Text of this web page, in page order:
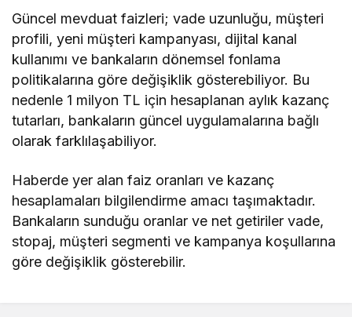
Güncel mevduat faizleri; vade uzunluğu, müşteri
profili, yeni müşteri kampanyası, dijital kanal
kullanımı ve bankaların dönemsel fonlama
politikalarına göre değişiklik gösterebiliyor. Bu
nedenle 1 milyon TL için hesaplanan aylık kazanç
tutarları, bankaların güncel uygulamalarına bağlı
olarak farklılaşabiliyor.
Haberde yer alan faiz oranları ve kazanç
hesaplamaları bilgilendirme amacı taşımaktadır.
Bankaların sunduğu oranlar ve net getiriler vade,
stopaj, müşteri segmenti ve kampanya koşullarına
göre değişiklik gösterebilir.